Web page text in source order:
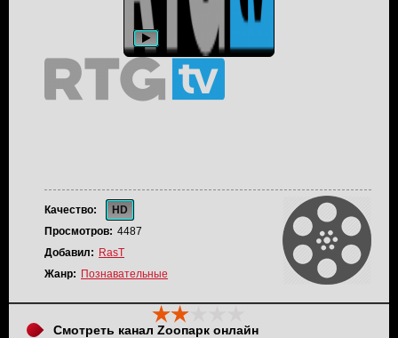
Качество:
HD
Просмотров: 4487
Добавил: RasT
Жанр: Познавательные
Смотреть канал Zooпарк онлайн